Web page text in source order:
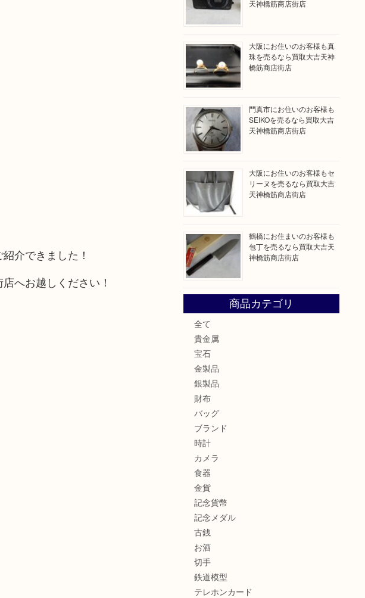
介できました！
へお越しください！
天神橋筋商店街店
大阪にお住いのお客様も真
珠を売るなら買取大吉天神
橋筋商店街店
門真市にお住いのお客様も
SEIKOを売るなら買取大吉
天神橋筋商店街店
大阪にお住いのお客様もセ
リーヌを売るなら買取大吉
天神橋筋商店街店
鶴橋にお住まいのお客様も
包丁を売るなら買取大吉天
神橋筋商店街店
商品カテゴリ
全て
貴金属
宝石
金製品
銀製品
財布
バッグ
ブランド
時計
カメラ
食器
金貨
記念貨幣
記念メダル
古銭
お酒
切手
鉄道模型
テレホンカード